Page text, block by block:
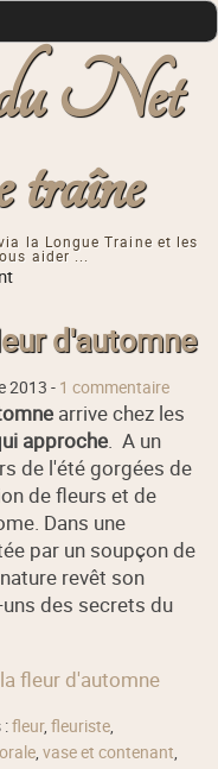
Net
traîne
la Longue Traine et les
aider ...
d'automne
2013 - 1 commentaire
arrive chez les
approche. A un
de l'été gorgées de
de fleurs et de
Dans une
par un soupçon de
revêt son
des secrets du
fleur d'automne
:fleur,fleuriste,
,vase et contenant,